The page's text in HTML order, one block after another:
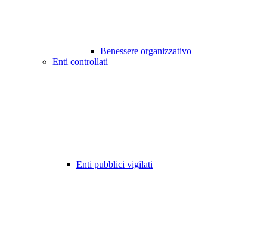
Benessere organizzativo
Enti controllati
Enti pubblici vigilati